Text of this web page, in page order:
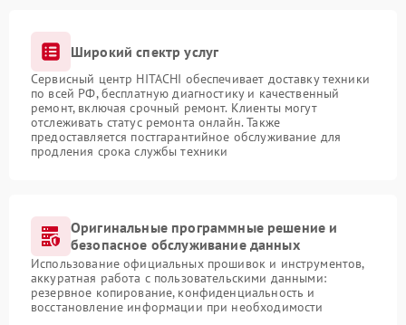
Широкий спектр услуг
Сервисный центр HITACHI обеспечивает доставку техники
по всей РФ, бесплатную диагностику и качественный
ремонт, включая срочный ремонт. Клиенты могут
отслеживать статус ремонта онлайн. Также
предоставляется постгарантийное обслуживание для
продления срока службы техники
Оригинальные программные решение и
безопасное обслуживание данных
Использование официальных прошивок и инструментов,
аккуратная работа с пользовательскими данными:
резервное копирование, конфиденциальность и
восстановление информации при необходимости